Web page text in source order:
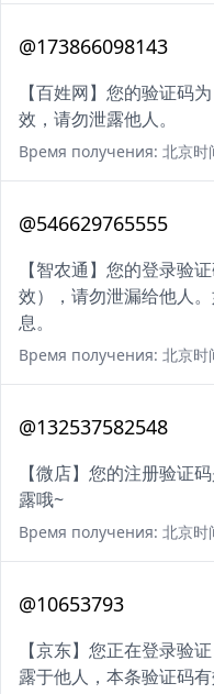
@173866098143
【百姓网】您的验证码
效，请勿泄露他人。
Время получения: 北京时
@546629765555
【智农通】您的登录验
效），请勿泄漏给他人
息。
Время получения: 北京时
@132537582548
【微店】您的注册验证
露哦~
Время получения: 北京时
@10653793
【京东】您正在登录验
露于他人，本条验证码有